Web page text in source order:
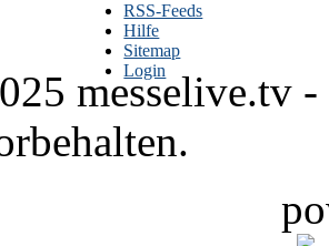
RSS-Feeds
Hilfe
Sitemap
Login
messelive.tv -